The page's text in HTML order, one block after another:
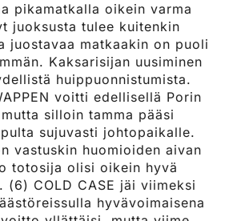
pikamatkalla oikein varma
juoksusta tulee kuitenkin
juostavaa matkaakin on puoli
Kaksarisijan uusiminen
huippuonnistumista.
voitti edellisellä Porin
silloin tamma pääsi
sujuvasti johtopaikalle.
vastuskin huomioiden aivan
totosija olisi oikein hyvä
(6) COLD CASE jäi viimeksi
hyvävoimaisena